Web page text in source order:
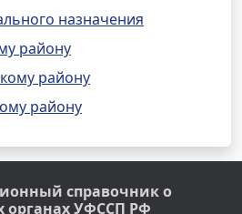
назначения
району
району
району
справочник о
органах УФССП РФ